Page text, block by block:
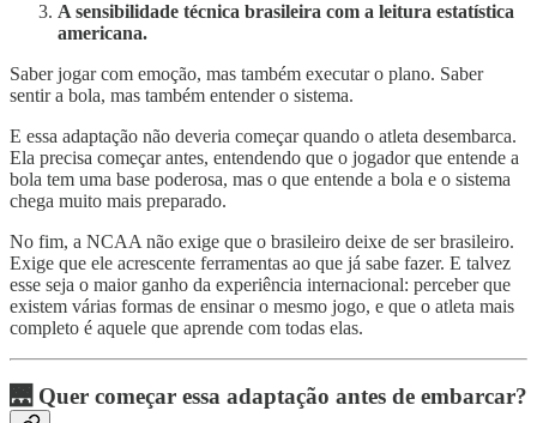
A sensibilidade técnica brasileira com a leitura estatística
americana.
Saber jogar com emoção, mas também executar o plano. Saber
sentir a bola, mas também entender o sistema.
E essa adaptação não deveria começar quando o atleta desembarca.
Ela precisa começar antes, entendendo que o jogador que entende a
bola tem uma base poderosa, mas o que entende a bola e o sistema
chega muito mais preparado.
No fim, a NCAA não exige que o brasileiro deixe de ser brasileiro.
Exige que ele acrescente ferramentas ao que já sabe fazer. E talvez
esse seja o maior ganho da experiência internacional: perceber que
existem várias formas de ensinar o mesmo jogo, e que o atleta mais
completo é aquele que aprende com todas elas.
🌉 Quer começar essa adaptação antes de embarcar?